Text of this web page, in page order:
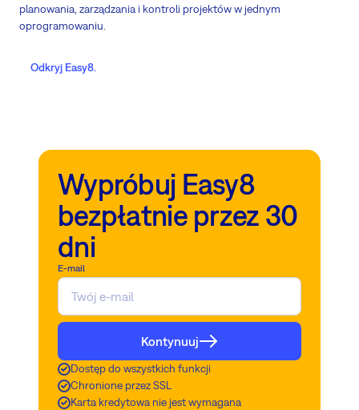
planowania, zarządzania i kontroli projektów w jednym
oprogramowaniu.
Odkryj Easy8.
Wypróbuj Easy8
bezpłatnie przez 30
dni
E-mail
Kontynuuj
Dostęp do wszystkich funkcji
Chronione przez SSL
Karta kredytowa nie jest wymagana